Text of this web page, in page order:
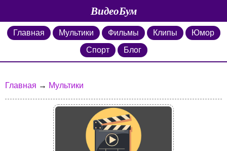
ВидеоБум
Главная Мультики Фильмы Клипы
Юмор
Спорт
Блог
Главная → Мультики